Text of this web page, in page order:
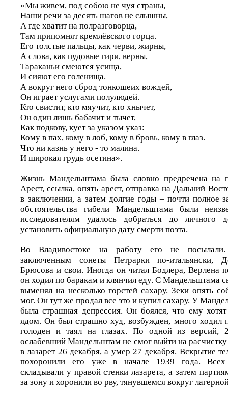
«Мы живем, под собою не чуя страны,
Наши речи за десять шагов не слышны,
А где хватит на полразговорца,
Там припомнят кремлёвского горца.
Его толстые пальцы, как черви, жирны,
А слова, как пудовые гири, верны,
Тараканьи смеются усища,
И сияют его голенища.
А вокруг него сброд тонкошеих вождей,
Он играет услугами полулюдей.
Кто свистит, кто мяучит, кто хнычет,
Он один лишь бабачит и тычет,
Как подкову, кует за указом указ:
Кому в пах, кому в лоб, кому в бровь, кому в глаз.
Что ни казнь у него - то малина.
И широкая грудь осетина».
Жизнь Мандельштама была словно предречена на
Арест, ссылка, опять арест, отправка на Дальний
в заключении, а затем долгие годы – почти полное
обстоятельства гибели Мандельштама были
исследователям удалось добраться до личного
установить официальную дату смерти поэта.
Во Владивостоке на работу его не
заключенным сонеты Петрарки по-итальянски,
Брюсова и свои. Иногда он читал Бодлера, Верлена
он ходил по баракам и клянчил еду. С Мандельштама
выменял на несколько горстей сахару. Зеки опять
мог. Он тут же продал все это и купил сахару. У
была страшная депрессия. Он боялся, что ему
ядом. Он был страшно худ, возбужден, много ходил
голоден и таял на глазах. По одной из версий,
ослабевший Мандельштам не смог выйти на
в лазарет 26 декабря, а умер 27 декабря. Вскрытие
похоронили его уже в начале 1939 года.
складывали у правой стенки лазарета, а затем
за зону и хоронили во рву, тянувшемся вокруг